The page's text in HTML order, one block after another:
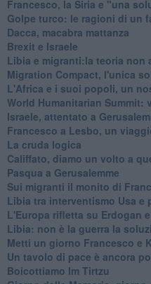
Francesco, la Siria e "una
Golpe turco: le ragioni di un
Dacca, macabra mattanza
Brexit e Israele
Libia e migranti:la teoria non
Migration Compact, l'unica
L'Africa e i suoi popoli, un
World Humanitarian Summit:
Israele, attentato a
Francesco a Lesbo, un
La cruda logica
Califfato, diamo un volto a
Pasqua a Gerusalemme
Sui migranti il monito di
Libia tra interventismo Usa e
L'Europa rifletta su Erdogan
Libia: non è la guerra la
Metti un giorno Francesco e
Un tavolo di pace è ancora
Boicottiamo Im Tirtzu